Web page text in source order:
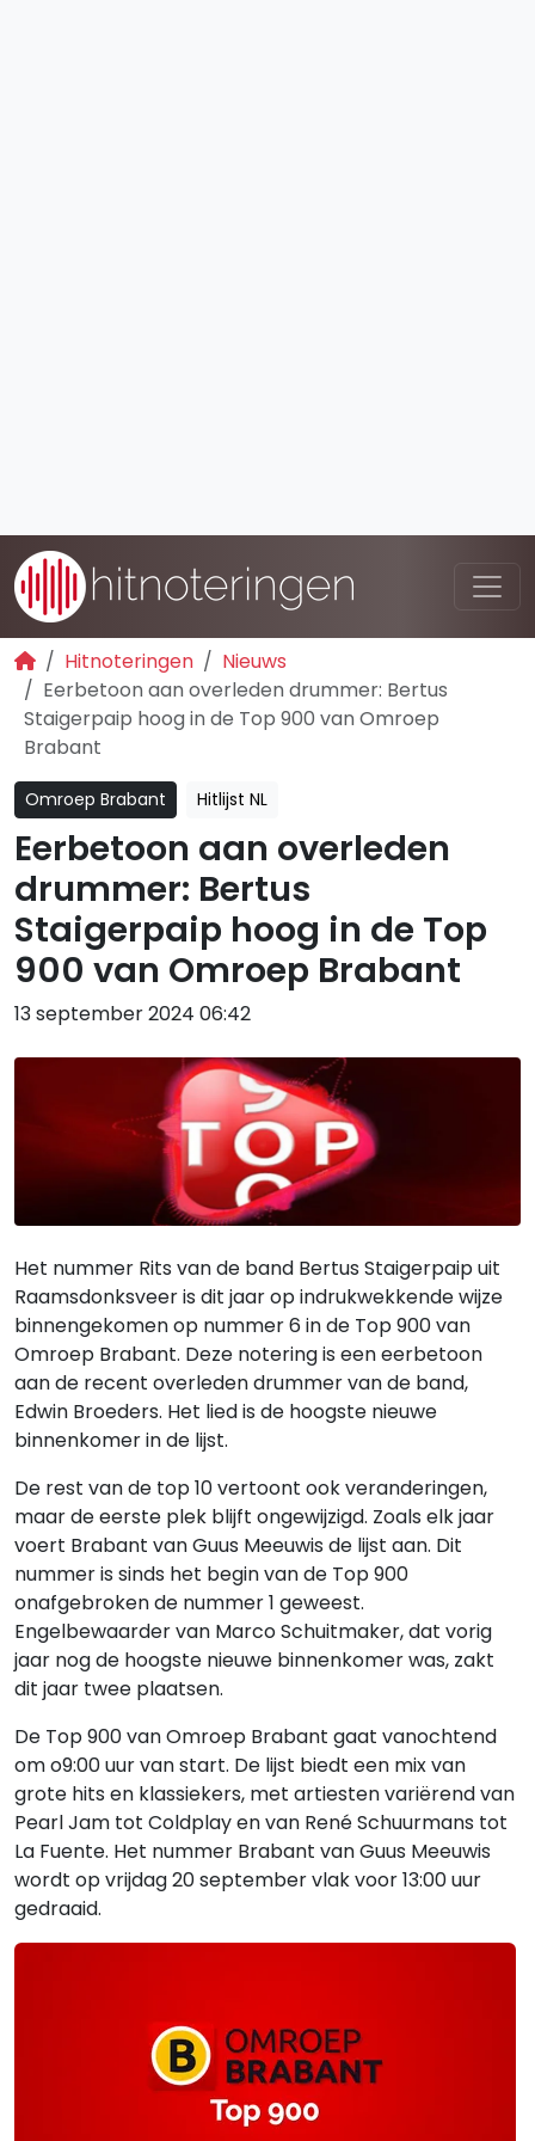
Hitnoteringen
Nieuws
Eerbetoon aan overleden drummer: Bertus
Staigerpaip hoog in de Top 900 van Omroep
Brabant
Omroep Brabant Hitlijst NL
Eerbetoon aan overleden
drummer: Bertus
Staigerpaip hoog in de Top
900 van Omroep Brabant
13 september 2024 06:42
Het nummer Rits van de band Bertus Staigerpaip uit
Raamsdonksveer is dit jaar op indrukwekkende wijze
binnengekomen op nummer 6 in de Top 900 van
Omroep Brabant. Deze notering is een eerbetoon
aan de recent overleden drummer van de band,
Edwin Broeders. Het lied is de hoogste nieuwe
binnenkomer in de lijst.
De rest van de top 10 vertoont ook veranderingen,
maar de eerste plek blijft ongewijzigd. Zoals elk jaar
voert Brabant van Guus Meeuwis de lijst aan. Dit
nummer is sinds het begin van de Top 900
onafgebroken de nummer 1 geweest.
Engelbewaarder van Marco Schuitmaker, dat vorig
jaar nog de hoogste nieuwe binnenkomer was, zakt
dit jaar twee plaatsen.
De Top 900 van Omroep Brabant gaat vanochtend
om o9:00 uur van start. De lijst biedt een mix van
grote hits en klassiekers, met artiesten variërend van
Pearl Jam tot Coldplay en van René Schuurmans tot
La Fuente. Het nummer Brabant van Guus Meeuwis
wordt op vrijdag 20 september vlak voor 13:00 uur
gedraaid.
Gerelateerde hitlijsten